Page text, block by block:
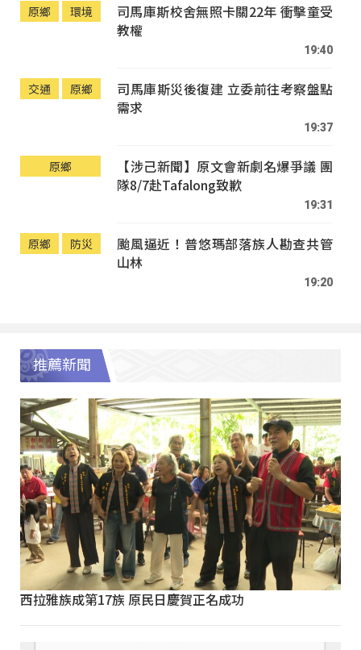
原鄉 環境
司馬庫斯校舍無照卡關22年 衝擊童受
教權
19:40
交通 原鄉
司馬庫斯災後復建 立委前往考察盤點
需求
19:37
原鄉
【涉己新聞】原文會新劇名爆爭議 團
隊8/7赴Tafalong致歉
19:31
原鄉 防災
颱風逼近！普悠瑪部落族人勘查共管
山林
19:20
推薦新聞
西拉雅族成第17族 原民日慶賀正名成功